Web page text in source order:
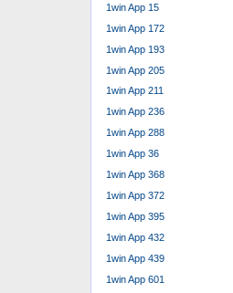
1win App 15
1win App 172
1win App 193
1win App 205
1win App 211
1win App 236
1win App 288
1win App 36
1win App 368
1win App 372
1win App 395
1win App 432
1win App 439
1win App 601